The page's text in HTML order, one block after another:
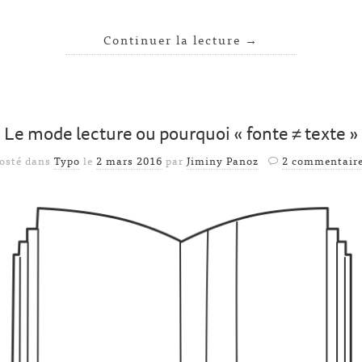
Continuer la lecture →
Le mode lecture ou pourquoi « fonte ≠ texte »
dansTypo le 2 mars 2016 parJiminy Panoz 2